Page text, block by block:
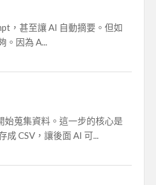
，甚至讓 AI 自動摘要。但如
因為 A...
始蒐集資料。這一步的核心是
CSV，讓後面 AI 可...